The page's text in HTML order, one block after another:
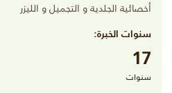
أخصائية الجلدية و التجميل و الليزر
سنوات الخبرة:
17
سنوات